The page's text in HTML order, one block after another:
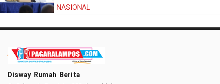
NASIONAL
Disway Rumah Berita